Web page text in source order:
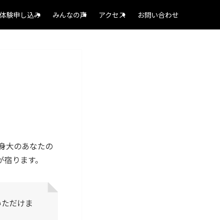
験申し込み みんなの声 アクセス お問い合わせ
大のあなたの
ります。
だけま